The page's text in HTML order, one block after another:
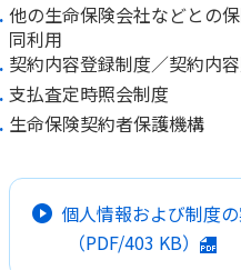
他の生命保険会社などとの
同利用
契約内容登録制度／契約内
支払査定時照会制度
生命保険契約者保護機構
個人情報および制度
（PDF/403 KB）